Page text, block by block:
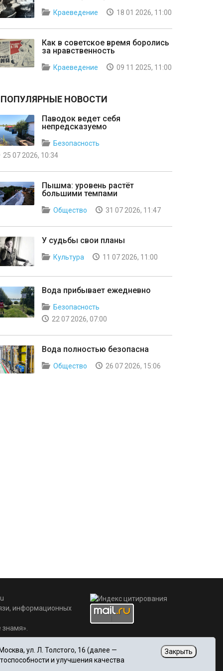
Краеведение 18 01 2026, 11:00
Как в советское время боролись
за нравственность
Краеведение 09 11 2025, 11:00
ПОПУЛЯРНЫЕ НОВОСТИ
Паводок ведет себя
непредсказуемо
Безопасность
25 07 2026, 10:34
Пышма: уровень растёт
большими темпами
Общество 31 07 2026, 11:47
У судьбы свои планы
Культура 11 07 2026, 11:00
Вода прибывает ежедневно
Безопасность
22 07 2026, 07:00
Вода полностью безопасна
Общество 26 07 2026, 15:06
информационных
ул. Л. Толстого, 16 (далее —
и улучшения качества
Закрыть